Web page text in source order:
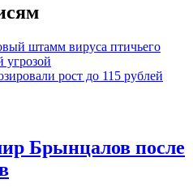
штамм вируса птичьего
угрозой
рост до 115 рублей
Брынцалов после